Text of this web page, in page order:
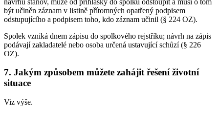
být učiněn záznam v listině přítomných opatřený podpisem
odstupujícího a podpisem toho, kdo záznam učinil (§ 224 OZ).
Spolek vzniká dnem zápisu do spolkového rejstříku; návrh na zápis
podávají zakladatelé nebo osoba určená ustavující schůzí (§ 226
OZ).
7. Jakým způsobem můžete zahájit řešení životní
situace
Viz výše.